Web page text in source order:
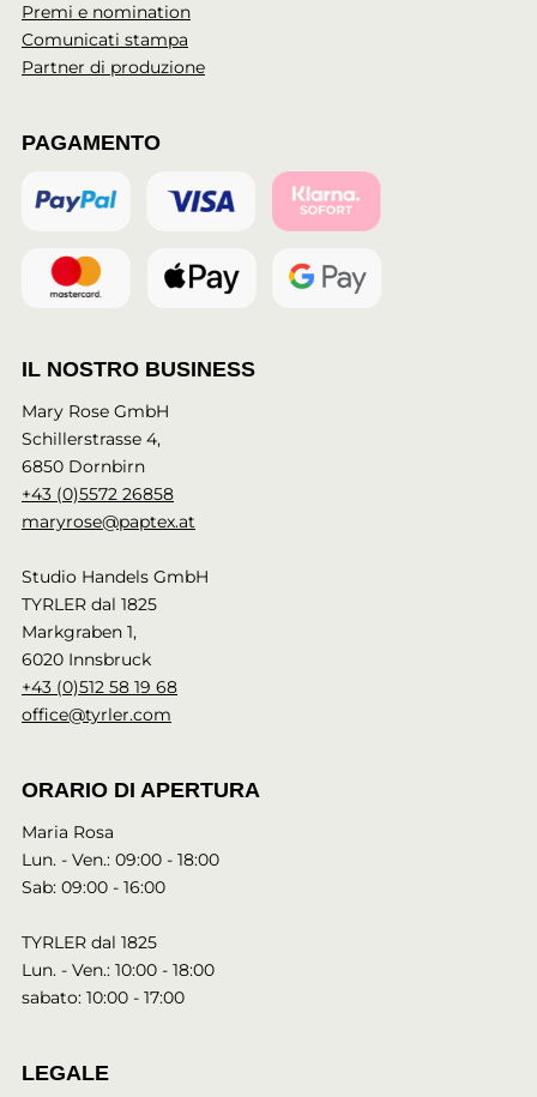
Premi e nomination
Comunicati stampa
Partner di produzione
PAGAMENTO
IL NOSTRO BUSINESS
Mary Rose GmbH
Schillerstrasse 4,
6850 Dornbirn
+43 (0)5572 26858
maryrose@paptex.at
Studio Handels GmbH
TYRLER dal 1825
Markgraben 1,
6020 Innsbruck
+43 (0)512 58 19 68
office@tyrler.com
ORARIO DI APERTURA
Maria Rosa
Lun. - Ven.: 09:00 - 18:00
Sab: 09:00 - 16:00
TYRLER dal 1825
Lun. - Ven.: 10:00 - 18:00
sabato: 10:00 - 17:00
LEGALE